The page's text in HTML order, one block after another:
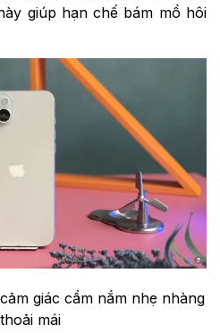
giúp hạn chế bám mồ hôi
giác cầm nắm nhẹ nhàng
mái